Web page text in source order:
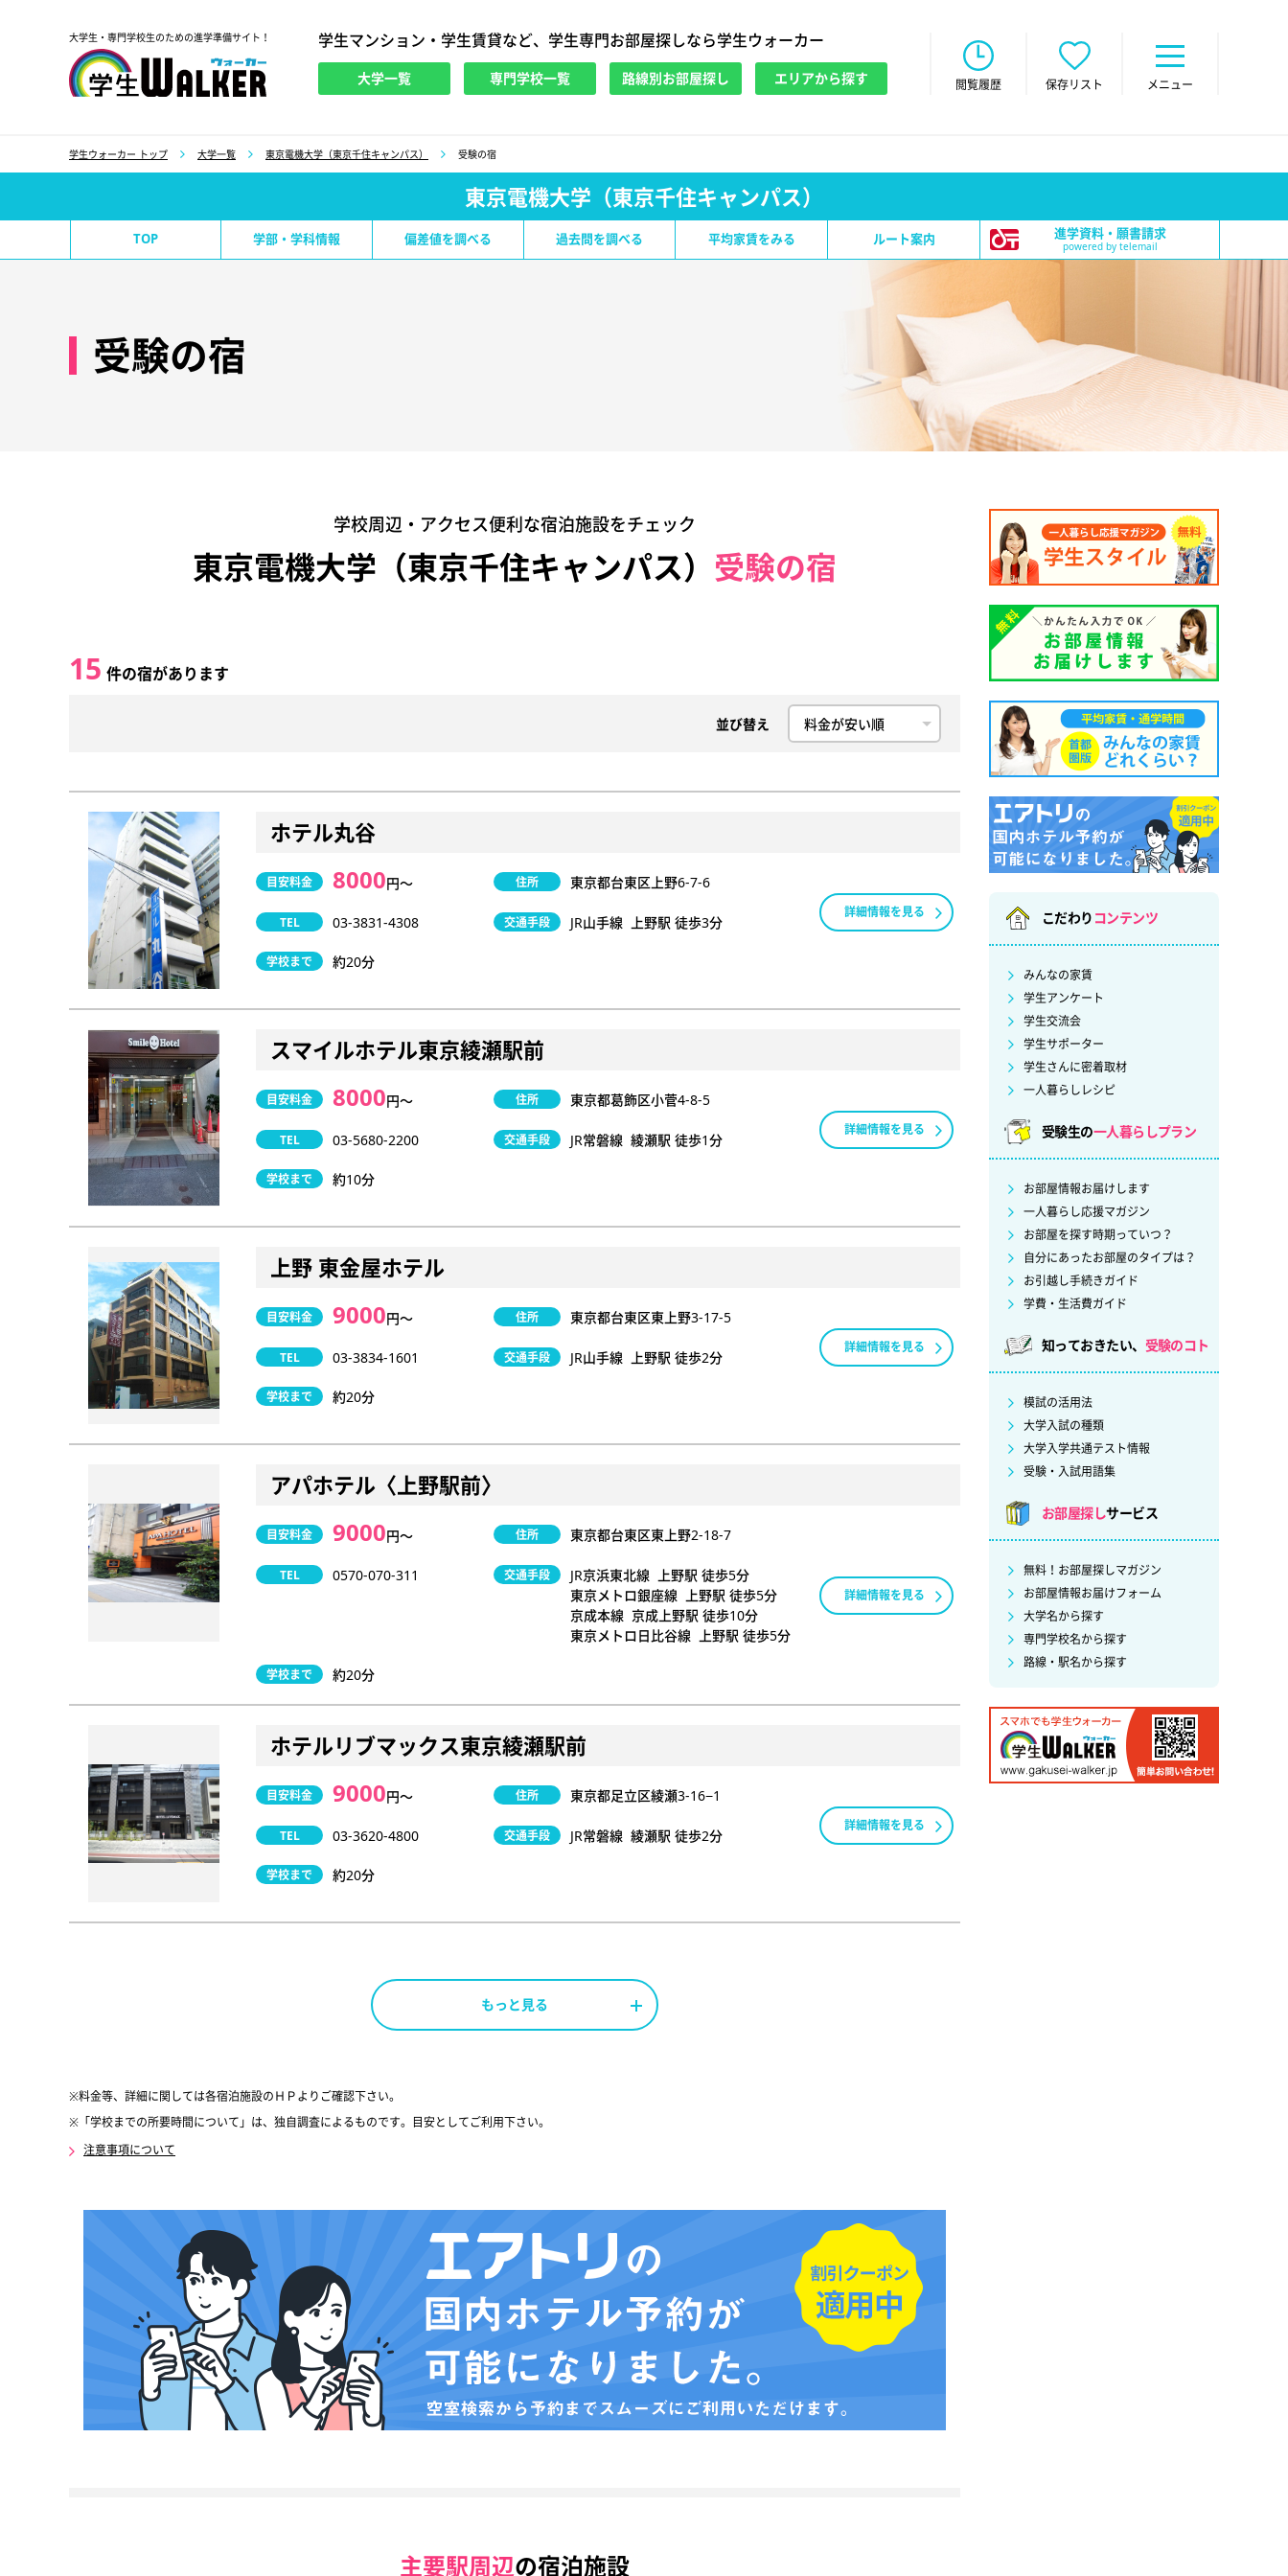
大学生・専門学校生のための進学準備サイト！ 学生マンション・学生賃貸など、学生専門お部屋探しなら学生ウォーカー
大学一覧 専門学校一覧 路線別お部屋探し エリアから探す 閲覧履歴 保存リスト メニュー
学生ウォーカー トップ 大学一覧 東京電機大学（東京千住キャンパス） 受験の宿
東京電機大学（東京千住キャンパス）
TOP 学部・学科情報 偏差値を調べる 過去問を調べる 平均家賃をみる ルート案内 進学資料・願書請求
powered by telemail
受験の宿
学校周辺・アクセス便利な宿泊施設をチェック
東京電機大学（東京千住キャンパス） 受験の宿
15 件の宿があります
並び替え
ホテル丸谷
目安料金 8000円〜 住所 東京都台東区上野6-7-6
TEL 03-3831-4308 交通手段 JR山手線 上野駅 徒歩3分
学校まで 約20分
詳細情報を見る
スマイルホテル東京綾瀬駅前
目安料金 8000円〜 住所 東京都葛飾区小菅4-8-5
TEL 03-5680-2200 交通手段 JR常磐線 綾瀬駅 徒歩1分
学校まで 約10分
詳細情報を見る
上野 東金屋ホテル
目安料金 9000円〜 住所 東京都台東区東上野3-17-5
TEL 03-3834-1601 交通手段 JR山手線 上野駅 徒歩2分
学校まで 約20分
詳細情報を見る
アパホテル〈上野駅前〉
目安料金 9000円〜 住所 東京都台東区東上野2-18-7
TEL 0570-070-311 交通手段
JR京浜東北線 上野駅 徒歩5分
東京メトロ銀座線 上野駅 徒歩5分
京成本線 京成上野駅 徒歩10分
東京メトロ日比谷線 上野駅 徒歩5分
学校まで 約20分
詳細情報を見る
ホテルリブマックス東京綾瀬駅前
目安料金 9000円〜 住所 東京都足立区綾瀬3-16−1
TEL 03-3620-4800 交通手段 JR常磐線 綾瀬駅 徒歩2分
学校まで 約20分
詳細情報を見る
もっと見る
※料金等、詳細に関しては各宿泊施設のＨＰよりご確認下さい。
※「学校までの所要時間について」は、独自調査によるものです。目安としてご利用下さい。
注意事項について
主要駅周辺の宿泊施設
こだわり コンテンツ
みんなの家賃
学生アンケート
学生交流会
学生サポーター
学生さんに密着取材
一人暮らしレシピ
受験生の一人暮らしプラン
お部屋情報お届けします
一人暮らし応援マガジン
お部屋を探す時期っていつ？
自分にあったお部屋のタイプは？
お引越し手続きガイド
学費・生活費ガイド
知っておきたい、 受験のコト
模試の活用法
大学入試の種類
大学入学共通テスト情報
受験・入試用語集
お部屋探しサービス
無料！お部屋探しマガジン
お部屋情報お届けフォーム
大学名から探す
専門学校名から探す
路線・駅名から探す